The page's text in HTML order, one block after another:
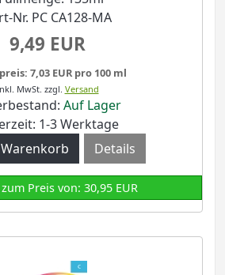
Nr. PC CA128-MA
9,49 EUR
7,03 EUR pro 100 ml
MwSt. zzgl. Versand
Auf Lager
1-3 Werktage
Details
Preis von: 30,95 EUR